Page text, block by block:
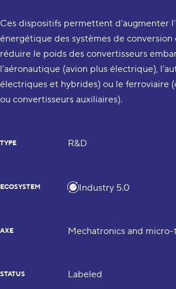
Ces dispositifs permettent d’augmenter
énergétique des systèmes de conversion
réduire le poids des convertisseurs
l’aéronautique (avion plus électrique),
électriques et hybrides) ou le ferroviaire
ou convertisseurs auxiliaires).
TYPE R&D
ECOSYSTEM Industry 5.0
AXE Mechatronics and
STATUS Labeled